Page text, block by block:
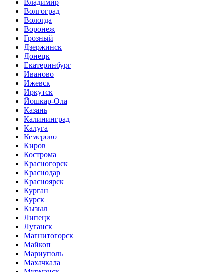
Владимир
Волгоград
Вологда
Воронеж
Грозный
Дзержинск
Донецк
Екатеринбург
Иваново
Ижевск
Иркутск
Йошкар-Ола
Казань
Калининград
Калуга
Кемерово
Киров
Кострома
Красногорск
Краснодар
Красноярск
Курган
Курск
Кызыл
Липецк
Луганск
Магнитогорск
Майкоп
Мариуполь
Махачкала